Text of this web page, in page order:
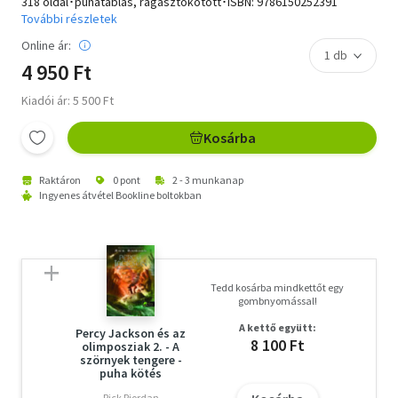
További részletek
Online ár:
4 950 Ft
Kiadói ár: 5 500 Ft
Kosárba
Raktáron 0 pont
2 - 3 munkanap
Ingyenes átvétel Bookline boltokban
Percy Jackson és az
olimposziak 2. - A
szörnyek tengere -
puha kötés
Tedd kosárba mindkettőt egy
gombnyomással!
A kettő együtt:
8 100 Ft